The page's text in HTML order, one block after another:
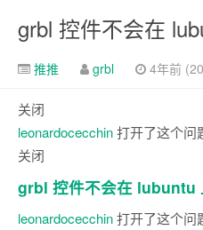
grbl 控件不会在
推推 grbl 4年前
关闭
leonardocecchin打开了这个问
关闭
grbl 控件不会在 lubuntu
leonardocecchin打开了这个问